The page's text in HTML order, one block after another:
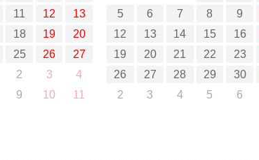
11 12
13
18 19
20
25 26
27
2 3
4
9 10 11
5
6 7 8 9
12
13 14 15 16
19
20 21 22 23
26
27 28 29 30
2
3 4 5 6